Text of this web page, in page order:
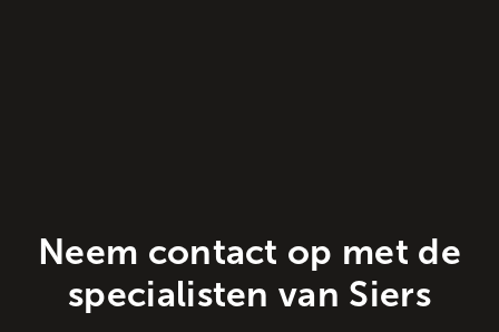
Neem contact op met de
specialisten van Siers